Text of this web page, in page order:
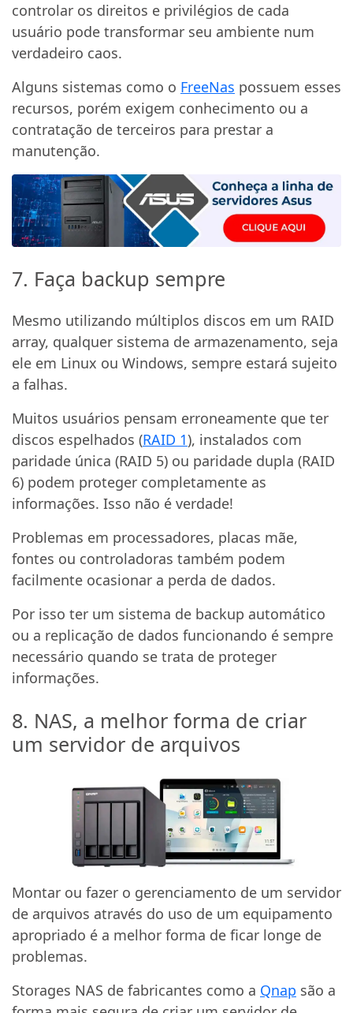
controlar os direitos e privilégios de cada
usuário pode transformar seu ambiente num
verdadeiro caos.
Alguns sistemas como o FreeNas possuem esses
recursos, porém exigem conhecimento ou a
contratação de terceiros para prestar a
manutenção.
7. Faça backup sempre
Mesmo utilizando múltiplos discos em um RAID
array, qualquer sistema de armazenamento, seja
ele em Linux ou Windows, sempre estará sujeito
a falhas.
Muitos usuários pensam erroneamente que ter
discos espelhados (RAID 1), instalados com
paridade única (RAID 5) ou paridade dupla (RAID
6) podem proteger completamente as
informações. Isso não é verdade!
Problemas em processadores, placas mãe,
fontes ou controladoras também podem
facilmente ocasionar a perda de dados.
Por isso ter um sistema de backup automático
ou a replicação de dados funcionando é sempre
necessário quando se trata de proteger
informações.
8. NAS, a melhor forma de criar
um servidor de arquivos
Montar ou fazer o gerenciamento de um servidor
de arquivos através do uso de um equipamento
apropriado é a melhor forma de ficar longe de
problemas.
Storages NAS de fabricantes como a Qnap são a